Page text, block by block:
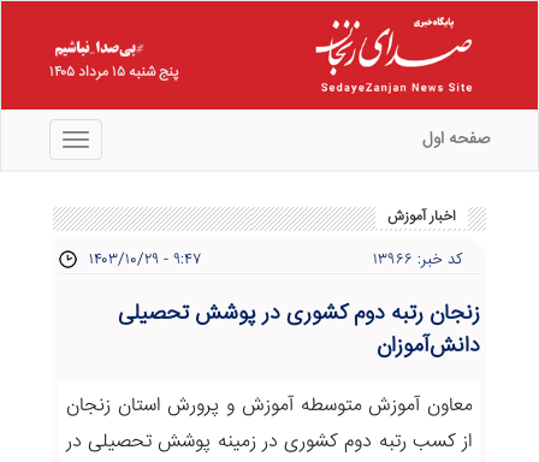
پنج شنبه ۱۵ مرداد ۱۴۰۵
منو صفحه اول
اخبار آموزش
کد خبر: ۱۳۹۶۶ ۱۴۰۳/۱۰/۲۹ - ۹:۴۷
زنجان رتبه دوم کشوری در پوشش تحصیلی
دانش‌آموزان
معاون آموزش متوسطه آموزش و پرورش استان زنجان
از کسب رتبه دوم کشوری در زمینه پوشش تحصیلی در